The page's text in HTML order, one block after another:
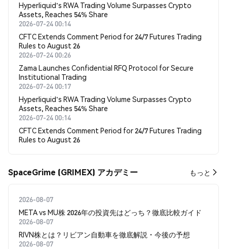
Hyperliquid's RWA Trading Volume Surpasses Crypto
Assets, Reaches 54% Share
2026-07-24 00:14
CFTC Extends Comment Period for 24/7 Futures Trading
Rules to August 26
2026-07-24 00:26
Zama Launches Confidential RFQ Protocol for Secure
Institutional Trading
2026-07-24 00:17
Hyperliquid's RWA Trading Volume Surpasses Crypto
Assets, Reaches 54% Share
2026-07-24 00:14
CFTC Extends Comment Period for 24/7 Futures Trading
Rules to August 26
SpaceGrime (GRIMEX) アカデミー もっと
2026-08-07
META vs MU株 2026年の投資先はどっち？徹底比較ガイド
2026-08-07
RIVN株とは？リビアン自動車を徹底解説・今後の予想
2026-08-07